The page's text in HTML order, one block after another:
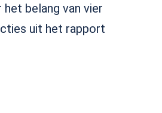
belang van vier
uit het rapport